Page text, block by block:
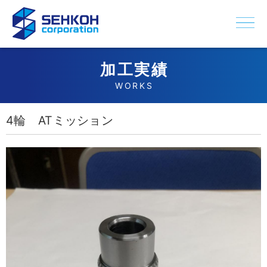
加工実績
WORKS
4輪 ATミッション